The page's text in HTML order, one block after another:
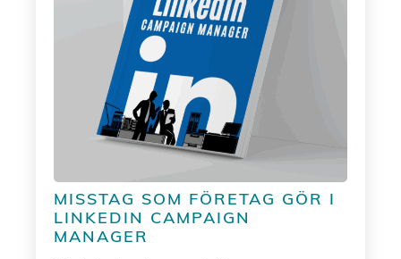
MISSTAG SOM FÖRETAG GÖR I
LINKEDIN CAMPAIGN
MANAGER